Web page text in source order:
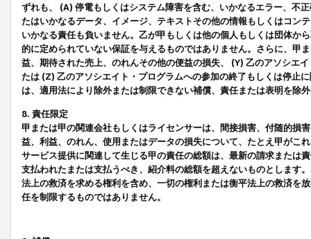
ずれも、 (A) 停電もしくはシステム障害を含む、いかなるエラー、不
たはいかなるデータ、イメージ、テキストその他の情報もしくはコン
いかなる責任も負いません。乙が甲もしくは他の個人もしくは団体か
的に定められていない保証を与えるものではありません。さらに、甲
益、期待された売上、のれんその他の便益の損失、 (Y) 乙のアソシエ
たは (Z) 乙のアソシエイト・プログラムへの参加の終了もしくは停止
は、適用法により除外または制限できない補償、責任または表明を除
8. 責任限定
甲または甲の関連会社もしくはライセンサーは、間接損害、付随的損
益、利益、のれん、使用またはデータの損失について、たとえ甲がこ
サービス提供に関連して生じる甲の責任の総額は、最新の請求または
支払われたまたは支払うべき、紹介料の総額を超えないものとします
法上の救済を求める権利を含め、一切の権利または衡平法上の救済を
任を制限するものではありません。